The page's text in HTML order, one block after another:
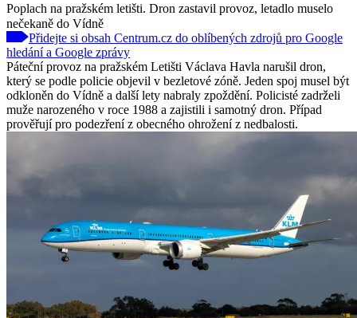
Poplach na pražském letišti. Dron zastavil provoz, letadlo muselo
nečekaně do Vídně
Přidejte si obsah Centrum.cz do oblíbených zdrojů pro Google
hledání a Google zprávy
Páteční provoz na pražském Letišti Václava Havla narušil dron,
který se podle policie objevil v bezletové zóně. Jeden spoj musel být
odkloněn do Vídně a další lety nabraly zpoždění. Policisté zadrželi
muže narozeného v roce 1988 a zajistili i samotný dron. Případ
prověřují pro podezření z obecného ohrožení z nedbalosti.